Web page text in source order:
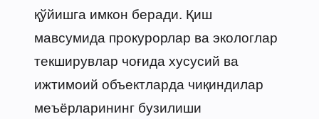
қўйишга имкон беради. Қиш
мавсумида прокурорлар ва экологлар
текширувлар чоғида хусусий ва
ижтимоий объектларда чиқиндилар
меъёрларининг бузилиши